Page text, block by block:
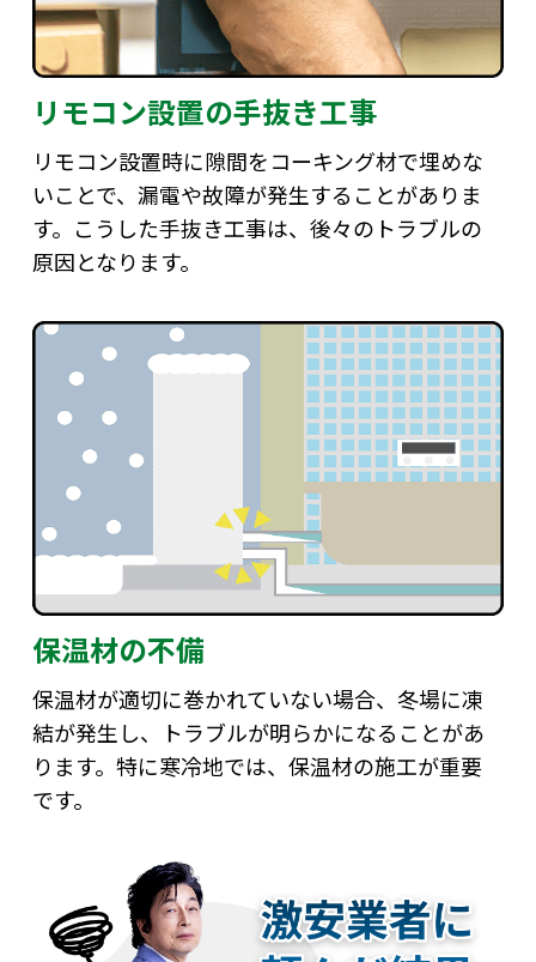
リモコン設置の手抜き工事
リモコン設置時に隙間をコーキング材で埋めな
いことで、漏電や故障が発生することがありま
す。こうした手抜き工事は、後々のトラブルの
原因となります。
保温材の不備
保温材が適切に巻かれていない場合、冬場に凍
結が発生し、トラブルが明らかになることがあ
ります。特に寒冷地では、保温材の施工が重要
です。